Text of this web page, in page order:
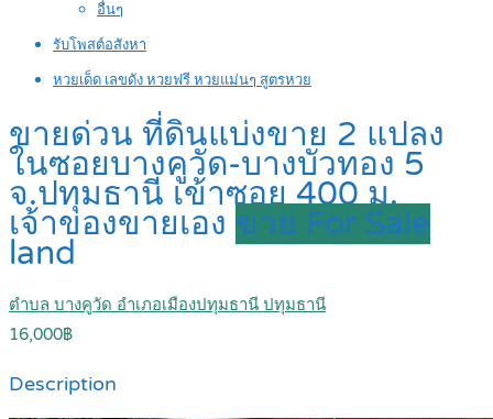
อื่นๆ
รับโพสต์อสังหา
หวยเด็ด เลขดัง หวยฟรี หวยแม่นๆ สูตรหวย
ขายด่วน ที่ดินแบ่งขาย 2 แปลง
ในซอยบางคูวัด-บางบัวทอง 5
จ.ปทุมธานี เข้าซอย 400 ม.
เจ้าของขายเอง ขาย For Sale
land
ตำบล บางคูวัด อำเภอเมืองปทุมธานี ปทุมธานี
16,000฿
Description